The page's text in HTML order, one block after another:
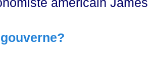
américain